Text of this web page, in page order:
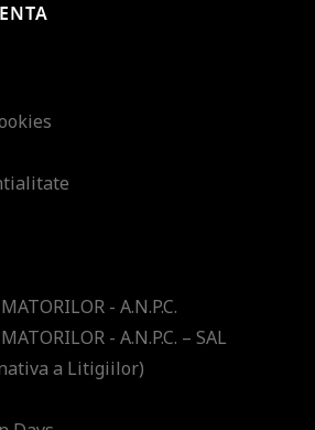
- A.N.P.C.
- A.N.P.C. – SAL
a Litigiilor)